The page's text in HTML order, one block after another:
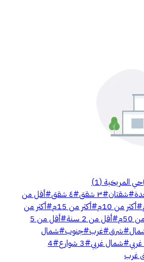
حي المريخية(
1
)
#شقتان#٣ شقق #٤ شقق #أقل من
#أكثر من 10م #أكثر من 15م #أكثر من
50م #أقل من 2 سنة #
أقل من 5
#شرق#غرب#جنوب#شمال
#شمال غربي#3 شوارع #
4
غرب